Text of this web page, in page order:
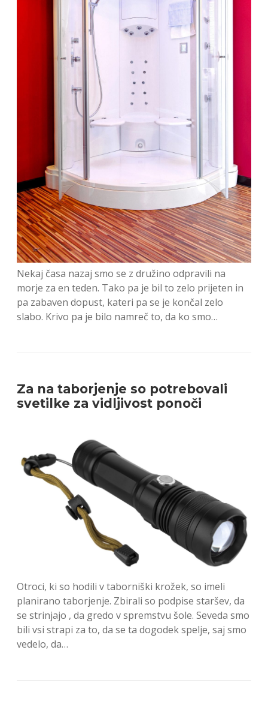
Nekaj časa nazaj smo se z družino odpravili na
morje za en teden. Tako pa je bil to zelo prijeten in
pa zabaven dopust, kateri pa se je končal zelo
slabo. Krivo pa je bilo namreč to, da ko smo…
Za na taborjenje so potrebovali
svetilke za vidljivost ponoči
Otroci, ki so hodili v taborniški krožek, so imeli
planirano taborjenje. Zbirali so podpise staršev, da
se strinjajo , da gredo v spremstvu šole. Seveda smo
bili vsi strapi za to, da se ta dogodek spelje, saj smo
vedelo, da…